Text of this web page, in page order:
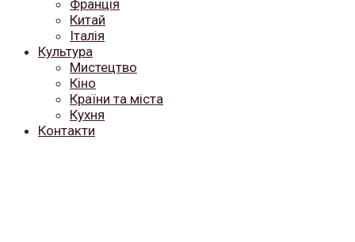
Франція
Китай
Італія
Культура
Мистецтво
Кіно
Країни та міста
Кухня
Контакти